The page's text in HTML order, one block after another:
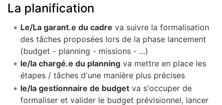
La planification
Le/La garant.e du cadre va suivre la formalisation
des tâches proposées lors de la phase lancement
(budget - planning - missions - ...)
le/la chargé.e du planningva mettre en place les
étapes / tâches d'une manière plus précises
le/la gestionnaire de budgetva s'occuper de
formaliser et valider le budget prévisionnel, lancer